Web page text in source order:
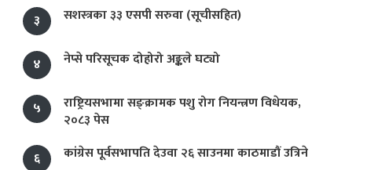
३ सशस्त्रका ३३ एसपी सरुवा (सूचीसहित)
४ नेप्से परिसूचक दोहोरो अङ्कले घट्यो
५
राष्ट्रियसभामा सङ्क्रामक पशु रोग नियन्त्रण विधेयक,
२०८३ पेस
६
कांग्रेस पूर्वसभापति देउवा २६ साउनमा काठमाडौं उत्रिने